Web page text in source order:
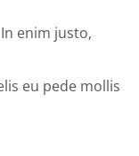
enim justo,
eu pede mollis